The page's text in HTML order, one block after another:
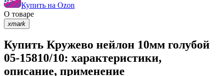
Купить на Ozon
О товаре
xmark
Купить Кружево нейлон 10мм голубой
05-15810/10: характеристики,
описание, применение